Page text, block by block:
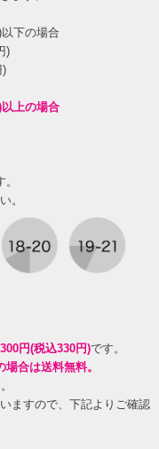
下の場合
)
)
上の場合
。
円(税込330円)です。
合は送料無料。
ますので、下記よりご確認